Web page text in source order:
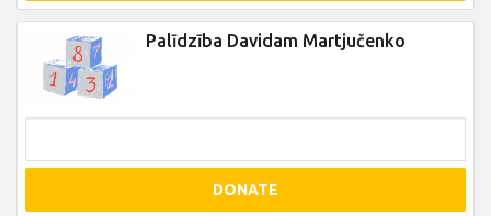
Palīdzība Davidam Martjučenko
DONATE